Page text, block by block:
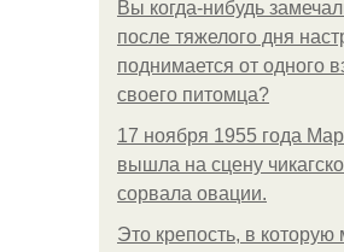
Вы когда-нибудь
после тяжелого дня
поднимается от одного
своего питомца?
17 ноября 1955 года
вышла на сцену
сорвала овации.
Это крепость, в которую